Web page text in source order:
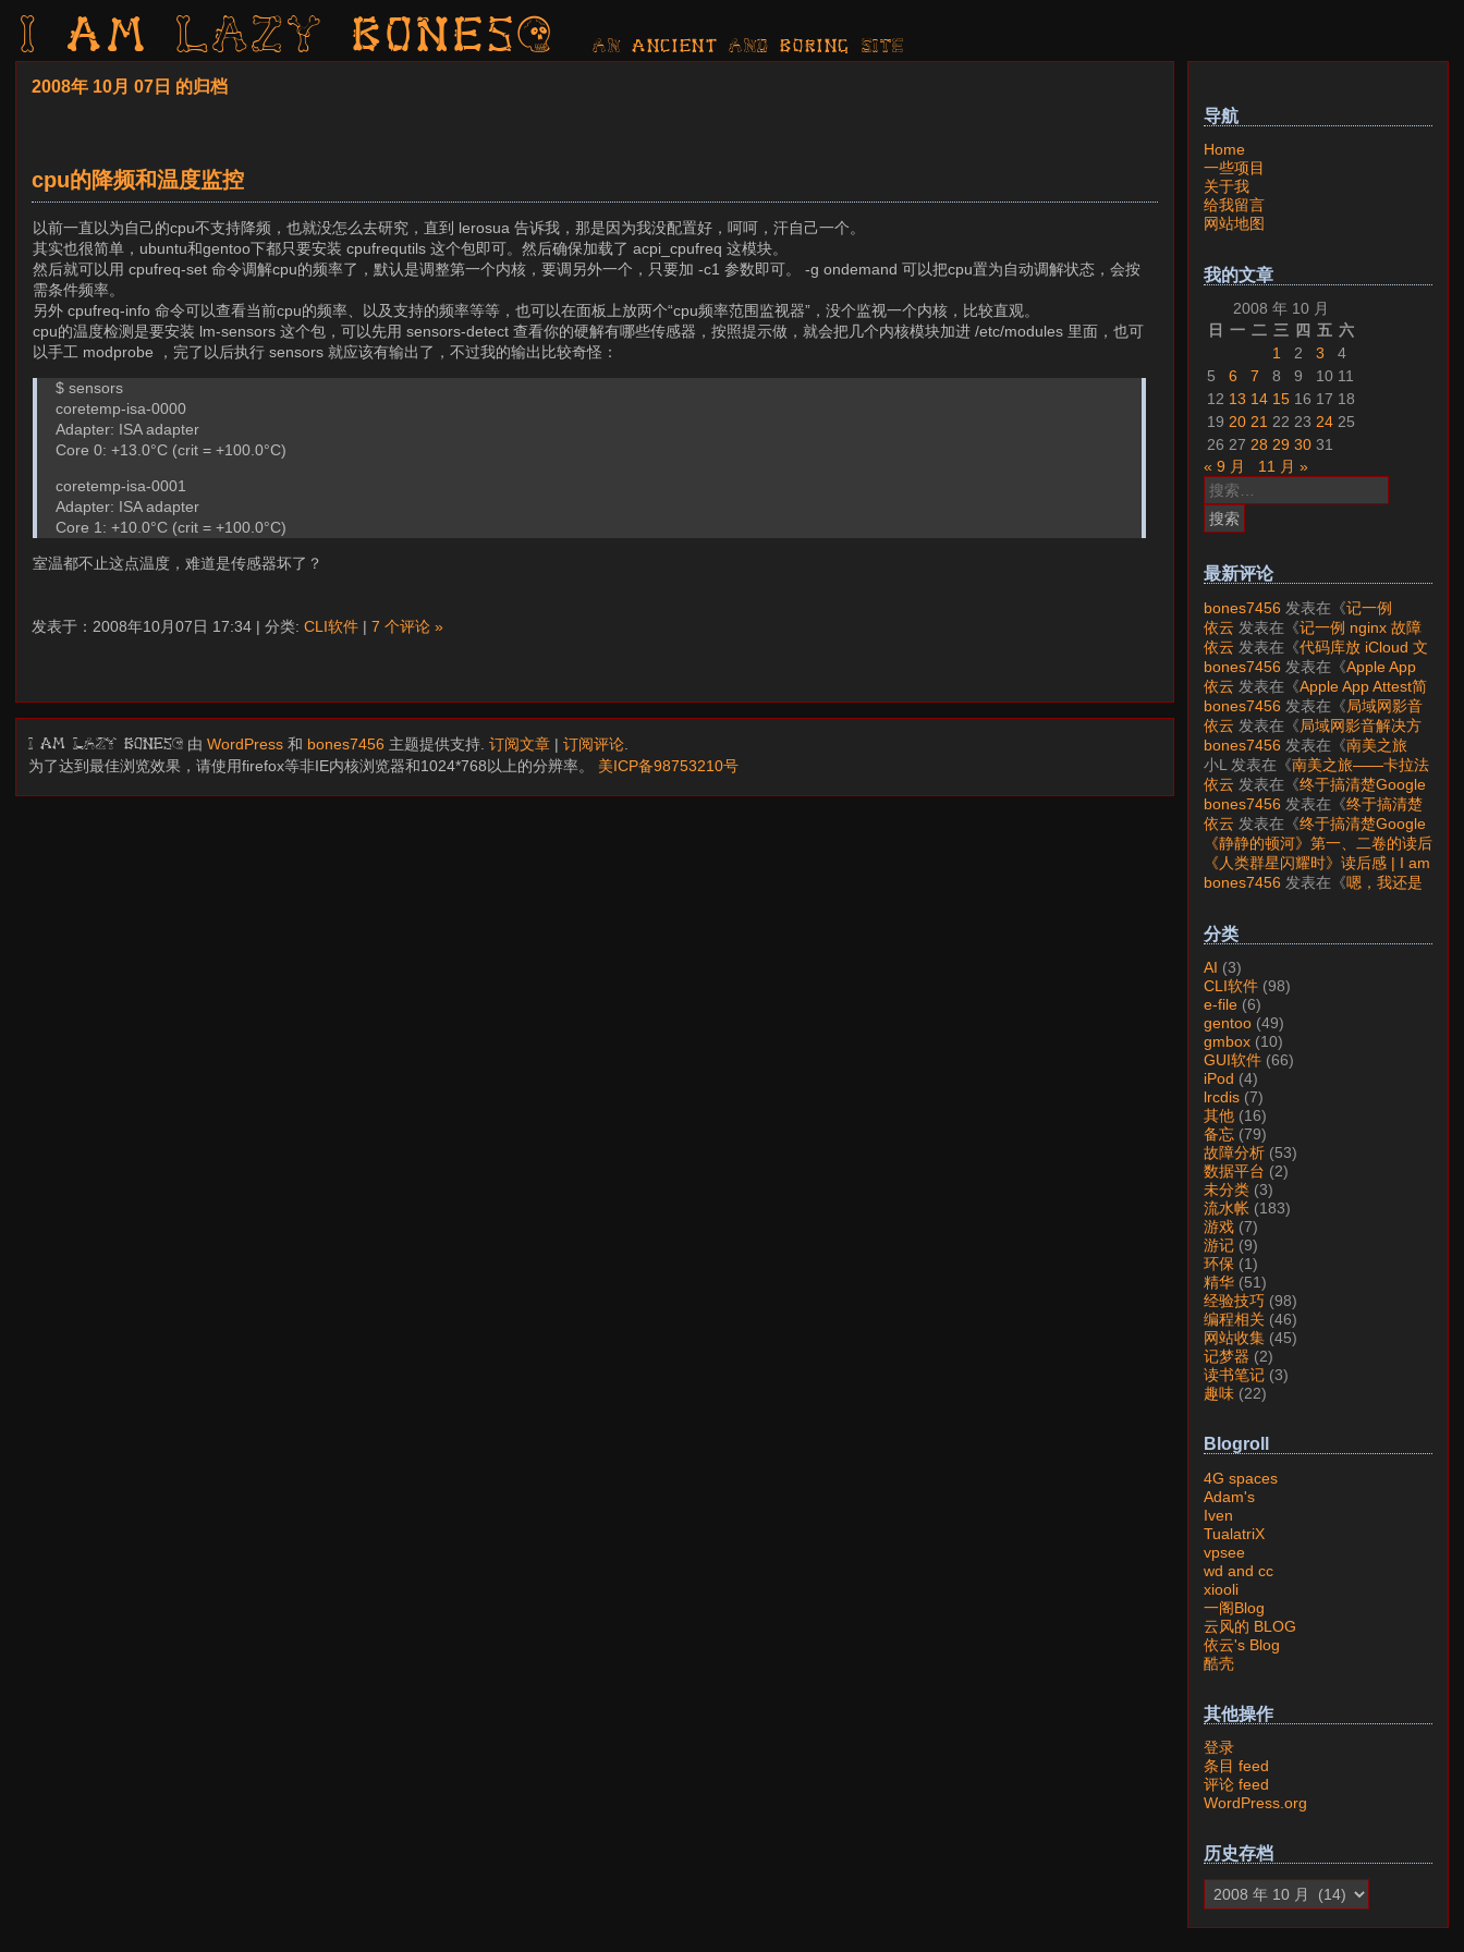
I am LAZY bones? AN ancient AND boring SITE
2008年 10月 07日 的归档
cpu的降频和温度监控
以前一直以为自己的cpu不支持降频，也就没怎么去研究，直到 lerosua 告诉我，那是因为我没配置好，呵呵，汗自己一个。
其实也很简单，ubuntu和gentoo下都只要安装 cpufrequtils 这个包即可。然后确保加载了 acpi_cpufreq 这模块。
然后就可以用 cpufreq-set 命令调解cpu的频率了，默认是调整第一个内核，要调另外一个，只要加 -c1 参数即可。 -g ondemand 可以把cpu置为自动调解状态，会按
需条件频率。
另外 cpufreq-info 命令可以查看当前cpu的频率、以及支持的频率等等，也可以在面板上放两个“cpu频率范围监视器”，没个监视一个内核，比较直观。
cpu的温度检测是要安装 lm-sensors 这个包，可以先用 sensors-detect 查看你的硬解有哪些传感器，按照提示做，就会把几个内核模块加进 /etc/modules 里面，也可
以手工 modprobe ，完了以后执行 sensors 就应该有输出了，不过我的输出比较奇怪：
$ sensors
coretemp-isa-0000
Adapter: ISA adapter
Core 0: +13.0°C (crit = +100.0°C)
coretemp-isa-0001
Adapter: ISA adapter
Core 1: +10.0°C (crit = +100.0°C)
室温都不止这点温度，难道是传感器坏了？
发表于：2008年10月07日 17:34 | 分类: CLI软件 | 7 个评论 »
I am LAZY bones? 由WordPress 和 bones7456 主题提供支持.订阅文章 |订阅评论
为了达到最佳浏览效果，请使用firefox等非IE内核浏览器和1024*768以上的分辨率。 美ICP备98753210号
导航
Home
一些项目
关于我
给我留言
网站地图
我的文章
2008 年 10 月
日 一 二 三 四 五 六
1
2 3
4
5
6 7 8 9 10 11
12 13 14 15 16 17 18
19 20 21 22 23 24 25
26 27 28 29 30 31
« 9 月
11 月 »
搜
索：
最新评论
bones7456 发表在《记一例
nginx 故障分析》
依云 发表在《记一例 nginx 故障
分析 》
依云 发表在《代码库放 iCloud 文
件夹会怎样？》
bones7456 发表在《Apple App
Attest简介》
依云 发表在《Apple App Attest简
介》
bones7456 发表在《局域网影音
解决方案——Jellyfin》
依云 发表在《局域网影音解决方
案——Jellyfin》
bones7456 发表在《南美之旅
——卡拉法特看莫雷诺大冰川》
小L 发表在《南美之旅——卡拉法
特看莫雷诺大冰川》
依云 发表在《终于搞清楚Google
账号的所属国家的逻辑了》
bones7456 发表在《终于搞清楚
Google账号的所属国家的逻辑
了》
依云 发表在《终于搞清楚Google
账号的所属国家的逻辑了》
《静静的顿河》第一、二卷的读后
感 | I am LAZY bones?发表在
《《人类群星闪耀时》读后感》
《人类群星闪耀时》读后感 | I am
LAZY bones?发表在《
《显微镜
bones7456 发表在《嗯，我还是
分类
AI (3)
CLI软件 (98)
e-file (6)
gentoo (49)
gmbox (10)
GUI软件 (66)
iPod (4)
lrcdis (7)
其他 (16)
备忘 (79)
故障分析 (53)
数据平台 (2)
未分类 (3)
流水帐 (183)
游戏 (7)
游记 (9)
环保 (1)
精华 (51)
经验技巧 (98)
编程相关 (46)
网站收集 (45)
记梦器 (2)
读书笔记 (3)
趣味 (22)
Blogroll
4G spaces
Adam's
Iven
TualatriX
vpsee
wd and cc
xiooli
一阁Blog
云风的 BLOG
依云's Blog
酷壳
其他操作
登录
条目 feed
评论 feed
WordPress.org
历史存档